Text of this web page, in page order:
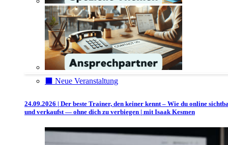
⬛️ Neue Veranstaltung
24.09.2026 | Der beste Trainer, den keiner kennt – Wie du online
und verkaufst — ohne dich zu verbiegen | mit Isaak Kesmen